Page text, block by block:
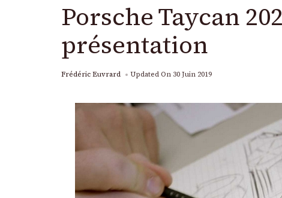
Porsche Taycan
présentation
Frédéric Euvrard Updated On 30 Juin 2019